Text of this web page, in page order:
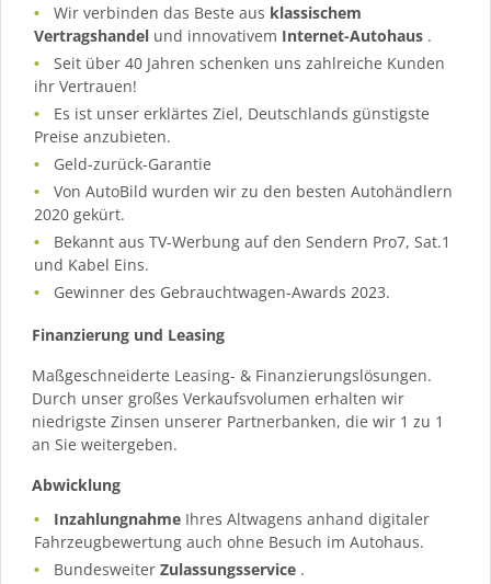
Wir verbinden das Beste aus klassischem
Vertragshandel und innovativem Internet-Autohaus .
Seit über 40 Jahren schenken uns zahlreiche Kunden
ihr Vertrauen!
Es ist unser erklärtes Ziel, Deutschlands günstigste
Preise anzubieten.
Geld-zurück-Garantie
Von AutoBild wurden wir zu den besten Autohändlern
2020 gekürt.
Bekannt aus TV-Werbung auf den Sendern Pro7, Sat.1
und Kabel Eins.
Gewinner des Gebrauchtwagen-Awards 2023.
Finanzierung und Leasing
Maßgeschneiderte Leasing- & Finanzierungslösungen.
Durch unser großes Verkaufsvolumen erhalten wir
niedrigste Zinsen unserer Partnerbanken, die wir 1 zu 1
an Sie weitergeben.
Abwicklung
Inzahlungnahme Ihres Altwagens anhand digitaler
Fahrzeugbewertung auch ohne Besuch im Autohaus.
BundesweiterZulassungsservice .